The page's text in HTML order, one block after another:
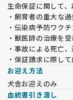
生命保証に関して、
・飼育者の重大な
・伝染病予防ワク
・獣医師の治療を
・事故による死亡
・保証請求に際し
お迎え方法
犬舎お迎えのみ
血統書引き渡し